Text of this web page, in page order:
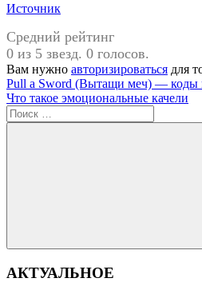
Источник
Средний рейтинг
0 из 5 звезд. 0 голосов.
Вам нужно авторизироваться для
Навигация
по
записям
Предыдущая
запись:
Pull a Sword (Вытащи меч) — коды
Следующая
запись:
Что такое эмоциональные качели
Поиск
для:
Поиск
АКТУАЛЬНОЕ